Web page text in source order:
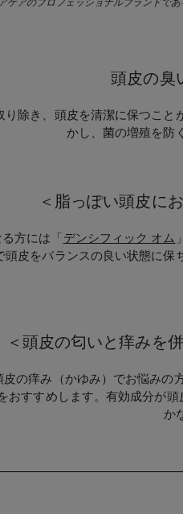
頭皮の臭
除き、頭皮を清潔に保つこ
かし、菌の増殖を防
＜脂っぽい頭皮に
方には「 デンシフィック オム
頭皮をバランスの良い状態に
＜頭皮の匂いと痒みを
の痒み（かゆみ）でお悩み
おすすめします。有効成分が
か